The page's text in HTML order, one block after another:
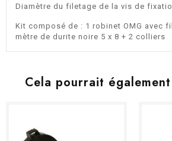
Diamètre du filetage de la vis de
Kit composé de : 1 robinet OMG avec
mètre de durite noire 5 x 8 + 2 colliers
Cela pourrait